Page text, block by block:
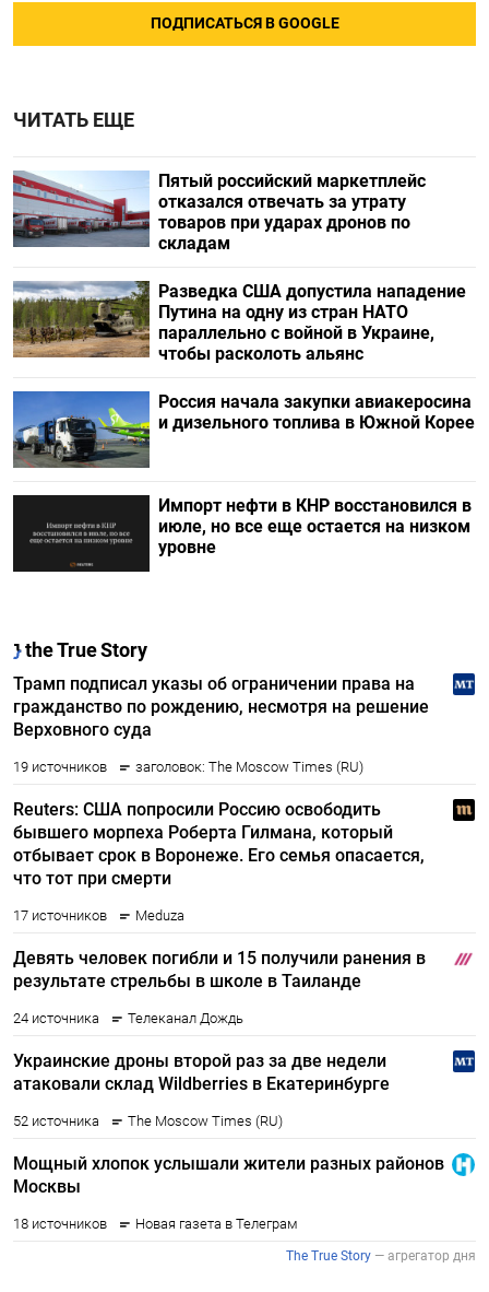
ПОДПИСАТЬСЯ В GOOGLE
ЧИТАТЬ ЕЩЕ
Пятый российский маркетплейс
отказался отвечать за утрату
товаров при ударах дронов по
складам
Разведка США допустила нападение
Путина на одну из стран НАТО
параллельно с войной в Украине,
чтобы расколоть альянс
Россия начала закупки авиакеросина
и дизельного топлива в Южной Корее
Импорт нефти в КНР восстановился в
июле, но все еще остается на низком
уровне